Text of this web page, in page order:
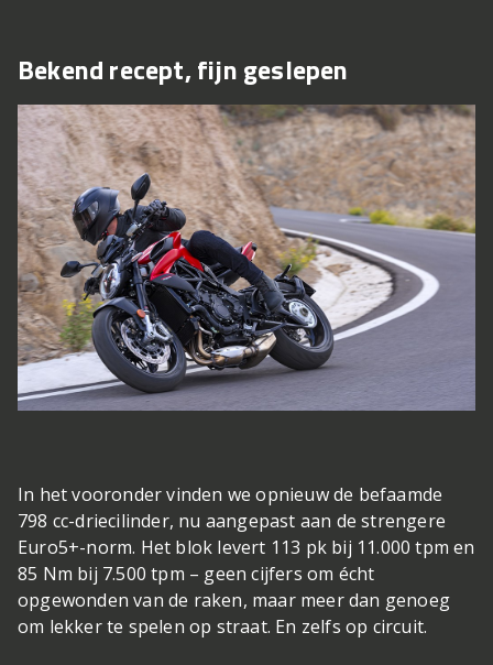
Bekend recept, fijn geslepen
In het vooronder vinden we opnieuw de befaamde
798 cc-driecilinder, nu aangepast aan de strengere
Euro5+-norm. Het blok levert 113 pk bij 11.000 tpm en
85 Nm bij 7.500 tpm – geen cijfers om écht
opgewonden van de raken, maar meer dan genoeg
om lekker te spelen op straat. En zelfs op circuit.